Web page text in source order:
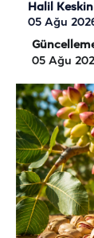
Halil Keskin
05 Ağu
05 Ağu